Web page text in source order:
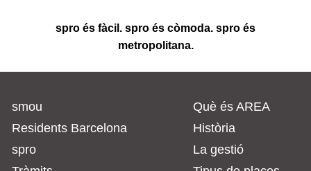
spro és fàcil. spro és còmoda. spro és
metropolitana.
smou
Residents Barcelona
spro
Què és AREA
Història
La gestió